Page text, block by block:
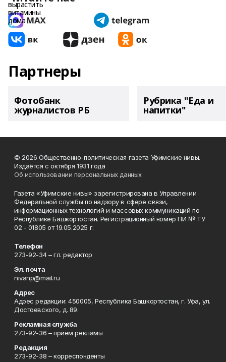
Партнеры
Фотобанк
журналистов РБ
Рубрика "Еда и
напитки"
© 2026 Общественно-политическая газета Уфимские нивы.
Издаётся с октября 1931 года
Об использовании персональных данных
Газета «Уфимские нивы» зарегистрирована в Управлении
Федеральной службы по надзору в сфере связи,
информационных технологий и массовых коммуникаций по
Республике Башкортостан. Регистрационный номер ПИ № ТУ
02 - 01805 от 19.05.2025 г.
Телефон
273-92-34 – гл. редактор
Эл. почта
nivanp@mail.ru
Адрес
Адрес редакции: 450005, Республика Башкортостан, г. Уфа, ул.
Достоевского, д. 89.
Рекламная служба
273-92-36 – приём рекламы
Редакция
273-92-38 – корреспонденты